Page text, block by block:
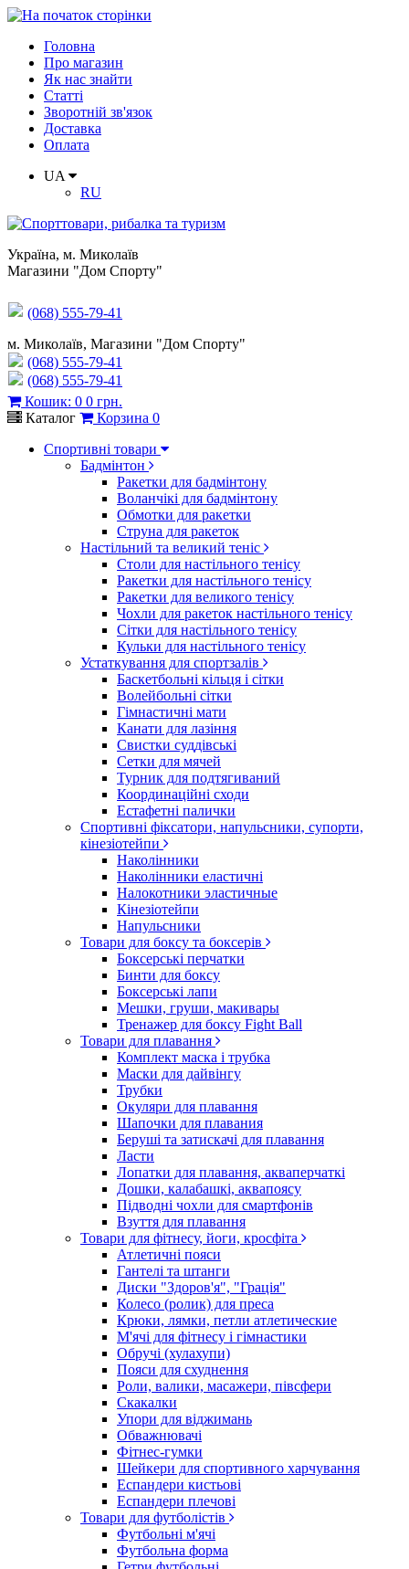
Головна
Про магазин
Як нас знайти
Статті
Зворотній зв'язок
Доставка
Оплата
UA
RU
Україна, м. Миколаїв
Магазини "Дом Спорту"
(068) 555-79-41
м. Миколаїв, Магазини "Дом Спорту"
(068) 555-79-41
(068) 555-79-41
Кошик: 0 0 грн.
Каталог
Корзина 0
Спортивні товари
Бадмінтон
Ракетки для бадмінтону
Воланчікі для бадмінтону
Обмотки для ракетки
Струна для ракеток
Настільний та великий теніс
Столи для настільного тенісу
Ракетки для настільного тенісу
Ракетки для великого тенісу
Чохли для ракеток настільного тенісу
Сітки для настільного тенісу
Кульки для настільного тенісу
Устаткування для спортзалів
Баскетбольні кільця і сітки
Волейбольні сітки
Гімнастичні мати
Канати для лазіння
Свистки суддівські
Сетки для мячей
Турник для подтягиваний
Координаційні сходи
Естафетні палички
Спортивні фіксатори, напульсники, супорти,
кінезіотейпи
Наколінники
Наколінники еластичні
Налокотники эластичные
Кінезіотейпи
Напульсники
Товари для боксу та боксерів
Боксерські перчатки
Бинти для боксу
Боксерські лапи
Мешки, груши, макивары
Тренажер для боксу Fight Ball
Товари для плавання
Комплект маска і трубка
Маски для дайвінгу
Трубки
Окуляри для плавання
Шапочки для плавания
Беруші та затискачі для плавання
Ласти
Лопатки для плавання, акваперчаткі
Дошки, калабашкі, аквапоясу
Підводні чохли для смартфонів
Взуття для плавання
Товари для фітнесу, йоги, кросфіта
Атлетичні пояси
Гантелі та штанги
Диски "Здоров'я", "Грація"
Колесо (ролик) для преса
Крюки, лямки, петли атлетические
М'ячі для фітнесу і гімнастики
Обручі (хулахупи)
Пояси для схуднення
Роли, валики, масажери, півсфери
Скакалки
Упори для віджимань
Обважнювачі
Фітнес-гумки
Шейкери для спортивного харчування
Еспандери кистьові
Еспандери плечові
Товари для футболістів
Футбольні м'ячі
Футбольна форма